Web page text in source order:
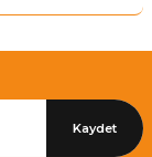
Kaydet